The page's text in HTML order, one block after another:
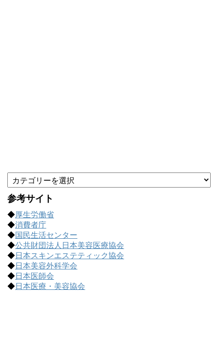
テ
ゴ
ー
で
記
事
を
探
す
参考サイト
◆厚生労働省
◆消費者庁
◆国民生活センター
◆公共財団法人日本美容医療協会
◆日本スキンエステティック協会
◆日本美容外科学会
◆日本医師会
◆日本医療・美容協会